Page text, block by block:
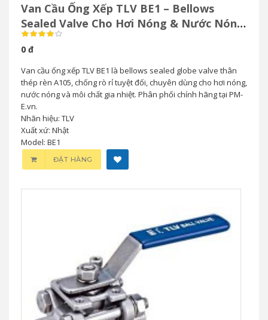
Van Cầu Ống Xếp TLV BE1 – Bellows
Sealed Valve Cho Hơi Nóng & Nước Nóng
Áp Suất Cao
0 đ
Van cầu ống xếp TLV BE1 là bellows sealed globe valve thân
thép rèn A105, chống rò rỉ tuyệt đối, chuyên dùng cho hơi nóng,
nước nóng và môi chất gia nhiệt. Phân phối chính hãng tại PM-
E.vn.
Nhãn hiệu: TLV
Xuất xứ: Nhật
Model: BE1
ĐẶT HÀNG